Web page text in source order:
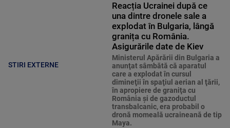
STIRI EXTERNE
Reacția Ucrainei după ce
una dintre dronele sale a
explodat în Bulgaria, lângă
granița cu România.
Asigurările date de Kiev
Ministerul Apărării din Bulgaria a
anunţat sâmbătă că aparatul
care a explodat în cursul
dimineţii în spaţiul aerian al ţării,
în apropiere de graniţa cu
România şi de gazoductul
transbalcanic, era probabil o
dronă momeală ucraineană de tip
Maya.